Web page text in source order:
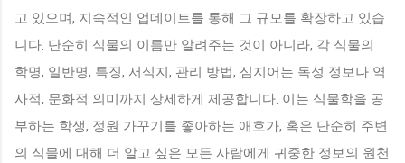
고 있으며, 지속적인 업데이트를 통해 그 규모를 확장하고 있습
니다. 단순히 식물의 이름만 알려주는 것이 아니라, 각 식물의
학명, 일반명, 특징, 서식지, 관리 방법, 심지어는 독성 정보나 역
사적, 문화적 의미까지 상세하게 제공합니다. 이는 식물학을 공
부하는 학생, 정원 가꾸기를 좋아하는 애호가, 혹은 단순히 주변
의 식물에 대해 더 알고 싶은 모든 사람에게 귀중한 정보의 원천